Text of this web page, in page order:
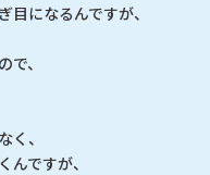
になるんですが、
、
く、
ですが、